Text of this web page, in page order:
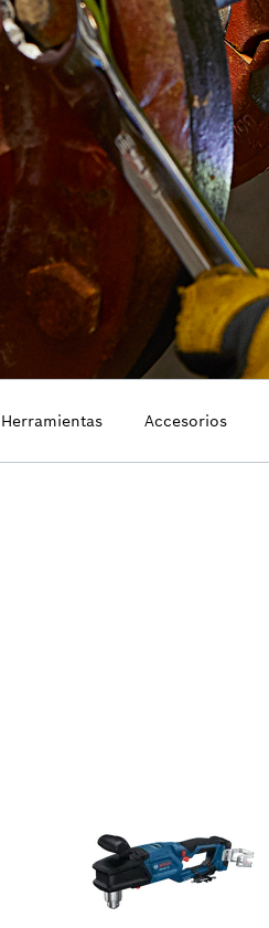
Herramientas Accesorios